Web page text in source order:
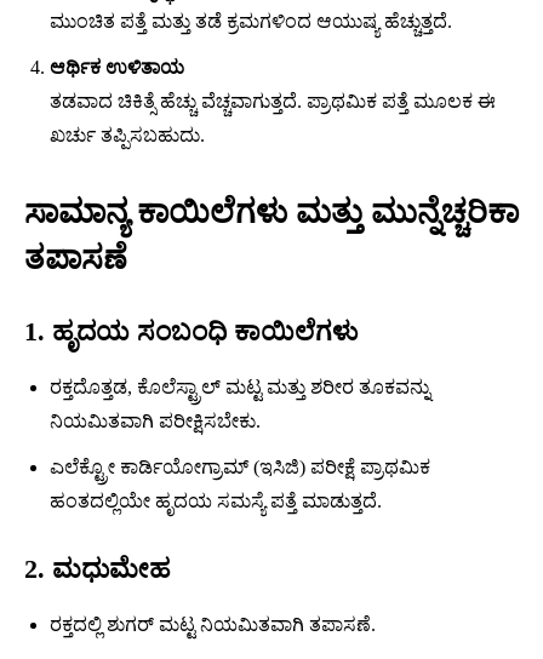
ಮುಂಚಿತ ಪತ್ತೆ ಮತ್ತು ತಡೆ ಕ್ರಮಗಳಿಂದ ಆಯುಷ್ಯ ಹೆಚ್ಚುತ್ತದೆ.
ಆರ್ಥಿಕ ಉಳಿತಾಯ
ತಡವಾದ ಚಿಕಿತ್ಸೆ ಹೆಚ್ಚು ವೆಚ್ಚವಾಗುತ್ತದೆ. ಪ್ರಾಥಮಿಕ ಪತ್ತೆ ಮೂಲಕ ಈ
ಖರ್ಚು ತಪ್ಪಿಸಬಹುದು.
ಸಾಮಾನ್ಯ ಕಾಯಿಲೆಗಳು ಮತ್ತು ಮುನ್ನೆಚ್ಚರಿಕಾ
ತಪಾಸಣೆ
1. ಹೃದಯ ಸಂಬಂಧಿ ಕಾಯಿಲೆಗಳು
ರಕ್ತದೊತ್ತಡ, ಕೊಲೆಸ್ಟ್ರಾಲ್ ಮಟ್ಟ ಮತ್ತು ಶರೀರ ತೂಕವನ್ನು
ನಿಯಮಿತವಾಗಿ ಪರೀಕ್ಷಿಸಬೇಕು.
ಎಲೆಕ್ಟ್ರೋ ಕಾರ್ಡಿಯೋಗ್ರಾಮ್ (ಇಸಿಜಿ) ಪರೀಕ್ಷೆ ಪ್ರಾಥಮಿಕ
ಹಂತದಲ್ಲಿಯೇ ಹೃದಯ ಸಮಸ್ಯೆ ಪತ್ತೆ ಮಾಡುತ್ತದೆ.
2. ಮಧುಮೇಹ
ರಕ್ತದಲ್ಲಿ ಶುಗರ್ ಮಟ್ಟ ನಿಯಮಿತವಾಗಿ ತಪಾಸಣೆ.